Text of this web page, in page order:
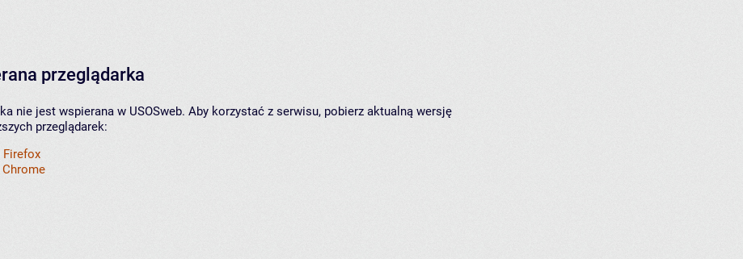
przeglądarka
nie jest wspierana w USOSweb. Aby korzystać z serwisu, pobierz aktualną wersję
przeglądarek: